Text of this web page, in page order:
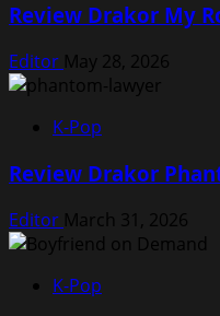
Review Drakor My
Editor May 28, 2026
K-Pop
Review Drakor
Editor March 31, 2026
K-Pop